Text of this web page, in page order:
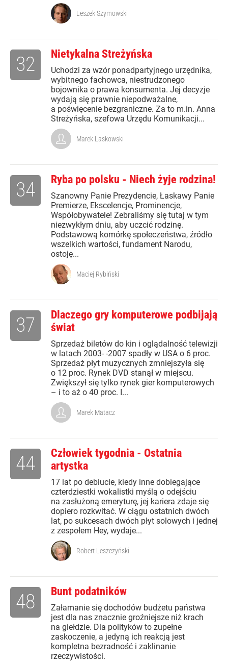
Leszek Szymowski
Nietykalna Streżyńska
Uchodzi za wzór ponadpartyjnego urzędnika,
wybitnego fachowca, niestrudzonego
bojownika o prawa konsumenta. Jej decyzje
wydają się prawnie niepodważalne,
a poświęcenie bezgraniczne. Za to m.in. Anna
Streżyńska, szefowa Urzędu Komunikacji...
32
Marek Laskowski
Ryba po polsku - Niech żyje rodzina!
Szanowny Panie Prezydencie, Łaskawy Panie
Premierze, Ekscelencje, Prominencje,
Współobywatele! Zebraliśmy się tutaj w tym
niezwykłym dniu, aby uczcić rodzinę.
Podstawową komórkę społeczeństwa, źródło
wszelkich wartości, fundament Narodu,
ostoję...
34
Maciej Rybiński
Dlaczego gry komputerowe podbijają
świat
Sprzedaż biletów do kin i oglądalność telewizji
w latach 2003- -2007 spadły w USA o 6 proc.
Sprzedaż płyt muzycznych zmniejszyła się
o 12 proc. Rynek DVD stanął w miejscu.
Zwiększył się tylko rynek gier komputerowych
– i to aż o 40 proc. I...
37
Marek Matacz
Człowiek tygodnia - Ostatnia
artystka
17 lat po debiucie, kiedy inne dobiegające
czterdziestki wokalistki myślą o odejściu
na zasłużoną emeryturę, jej kariera zdaje się
dopiero rozkwitać. W ciągu ostatnich dwóch
lat, po sukcesach dwóch płyt solowych i jednej
z zespołem Hey, wydaje...
44
Robert Leszczyński
Bunt podatników
Załamanie się dochodów budżetu państwa
jest dla nas znacznie groźniejsze niż krach
na giełdzie. Dla polityków to zupełne
zaskoczenie, a jedyną ich reakcją jest
kompletna bezradność i zaklinanie
rzeczywistości.
48